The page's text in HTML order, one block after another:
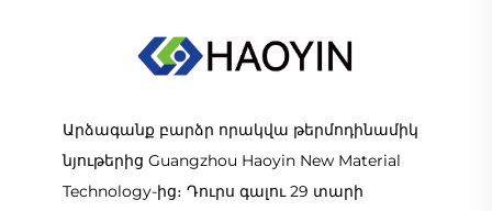
Արձագանք բարձր որակվա թերմոդինամիկ
նյութերից Guangzhou Haoyin New Material
Technology-ից։ Դուրս գալու 29 տարի